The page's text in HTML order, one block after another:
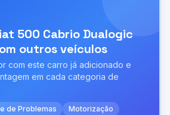
500 Cabrio Dualogic
outros veículos
com este carro já adicionado e
em cada categoria de
de Problemas
Motorização